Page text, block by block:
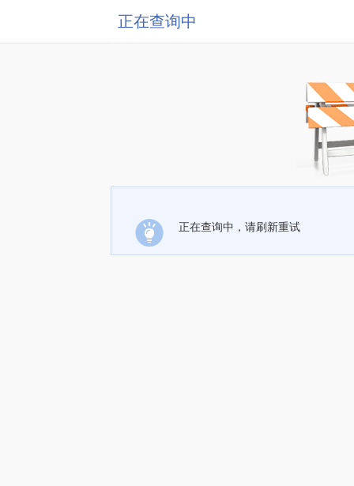
正在查询中
正在查询中，请刷新重试